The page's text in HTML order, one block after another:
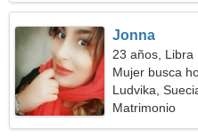
Jonna
23 años, Libra
Mujer busca
Ludvika,
Matrimonio